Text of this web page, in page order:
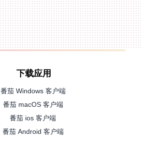
下载应用
番茄 Windows 客户端
番茄 macOS 客户端
番茄 ios 客户端
番茄 Android 客户端